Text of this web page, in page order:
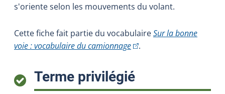
s'oriente selon les mouvements du volant.
Cette fiche fait partie du vocabulaireSur la bonne
voie : vocabulaire du camionnage(Cet hyperlien externe
.
Terme privilégié: